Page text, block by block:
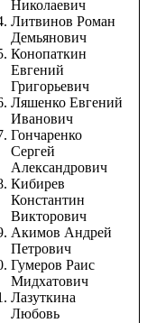
Николаевич
Литвинов Роман
Демьянович
Конопаткин
Евгений
Григорьевич
Ляшенко Евгений
Иванович
Гончаренко
Сергей
Александрович
Кибирев
Константин
Викторович
Акимов Андрей
Петрович
Гумеров Раис
Мидхатович
Лазуткина
Любовь